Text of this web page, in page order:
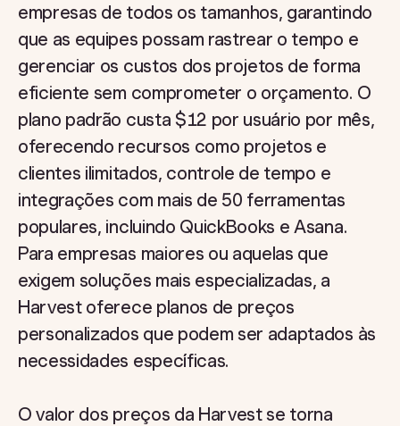
empresas de todos os tamanhos, garantindo
que as equipes possam rastrear o tempo e
gerenciar os custos dos projetos de forma
eficiente sem comprometer o orçamento. O
plano padrão custa $12 por usuário por mês,
oferecendo recursos como projetos e
clientes ilimitados, controle de tempo e
integrações com mais de 50 ferramentas
populares, incluindo QuickBooks e Asana.
Para empresas maiores ou aquelas que
exigem soluções mais especializadas, a
Harvest oferece planos de preços
personalizados que podem ser adaptados às
necessidades específicas.
O valor dos preços da Harvest se torna